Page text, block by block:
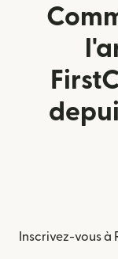
Inscrivez-vous à